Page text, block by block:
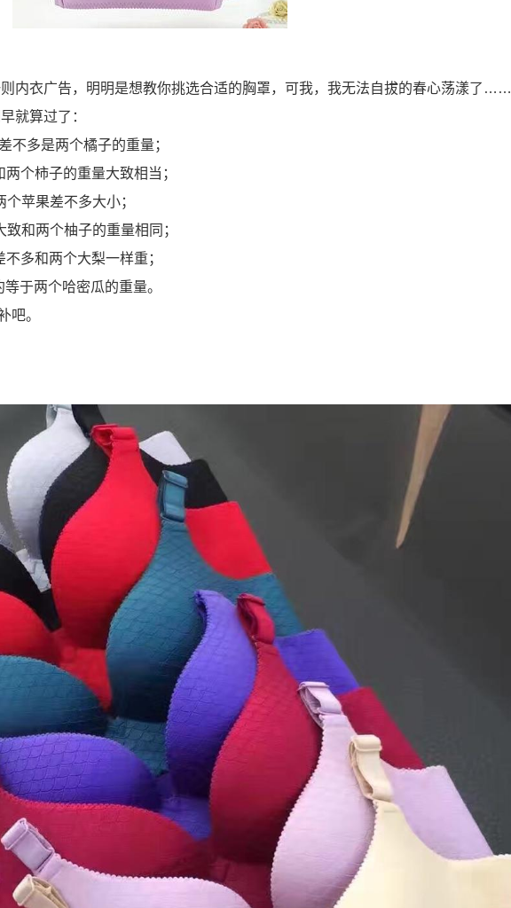
内衣广告，明明是想教你挑选合适的胸罩，可我，我无法自拔的春心荡漾了……
就算过了：
不多是两个橘子的重量；
个柿子的重量大致相当；
苹果差不多大小；
和两个柚子的重量相同；
多和两个大梨一样重；
于两个哈密瓜的重量。
吧。